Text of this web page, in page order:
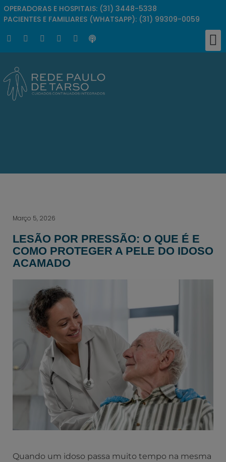
OPERADORAS E HOSPITAIS: (31) 3448-5338
PACIENTES E FAMILIARES (WHATSAPP): (31) 99309-0059
Março 5, 2026
LESÃO POR PRESSÃO: O QUE É E
COMO PROTEGER A PELE DO IDOSO
ACAMADO
Quando um idoso passa muito tempo na mesma